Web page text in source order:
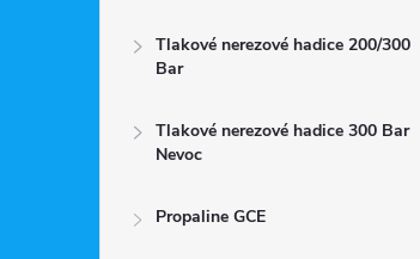
Tlakové nerezové hadice 200/300
Bar
Tlakové nerezové hadice 300 Bar
Nevoc
Propaline GCE